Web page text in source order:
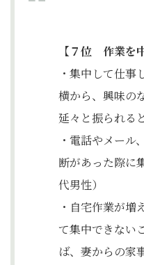
【７位 作業を
・集中して仕事
横から、興味の
延々と振られる
・電話やメール
断があった際に
代男性）
・自宅作業が増
て集中できない
ば、妻からの家